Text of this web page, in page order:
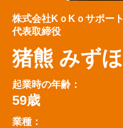
株式会社KｏKｏサポート
代表取締役
猪熊 みずほ
起業時の年齢：
59歳
業種：